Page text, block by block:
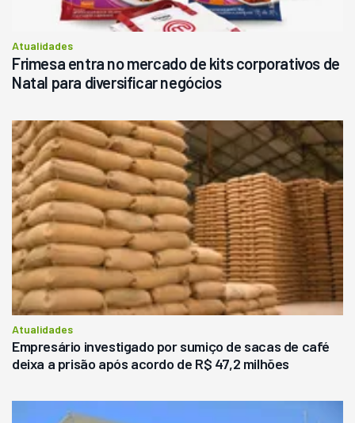
Atualidades
Frimesa entra no mercado de kits corporativos de
Natal para diversificar negócios
Atualidades
Empresário investigado por sumiço de sacas de café
deixa a prisão após acordo de R$ 47,2 milhões